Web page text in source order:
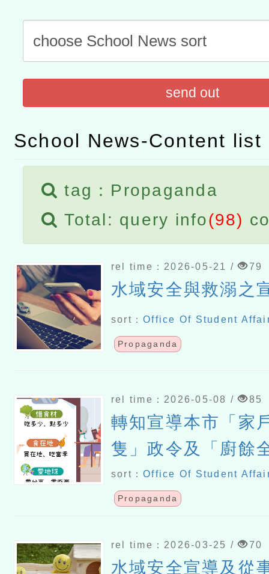
航」
「2026桃園藝術巡演」活
宜
轉知教育部國民及學前教
灣師範大學辦理「114至
進學校輔導計畫師資專業
計畫
函轉國家教育研究院中心
民族教育政策研討會「原
趨勢與發展」
轉知教育部國民及學前教
政府教育局辦理「115年
研習實施計畫－夢的N次
北場」計畫
函轉國立臺灣師範大學辦
臺北學習中心115年度第2
班」招生簡章及EDM
轉知有關國立成功大學辦
共融平台-教案暨教學示範
章
教育部國民及學前教育署
COVID-19疫苗接種計畫
擴大為「滿6個月以上尚
措施，延長至115年9月28
send out
School News-Content list
tag：Propaganda
Total: query info(98)
rel time：2026-05-21 / 79
水域安全與救溺之
sort：Office Of Student
Propaganda
rel time：2026-05-08 / 85
轉知宣導本市「家
隻」政令及「廚餘
sort：Office Of Student
Propaganda
rel time：2026-03-25 / 70
水域安全宣導及從